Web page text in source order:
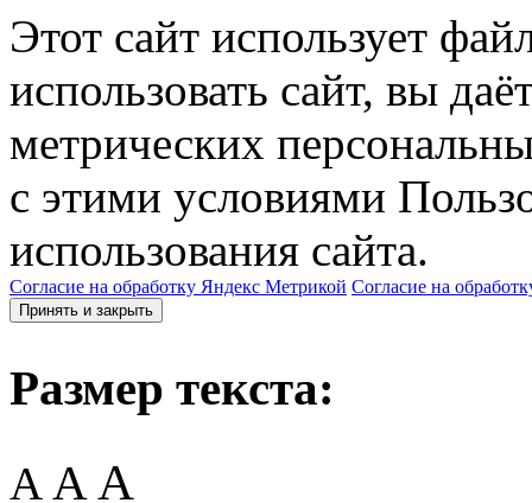
Этот сайт использует
использовать сайт, вы
метрических
с этими условиями
использования сайта.
Согласие на обработку Яндекс Метрикой Согласие на
Принять и закрыть
Размер текста:
A AA